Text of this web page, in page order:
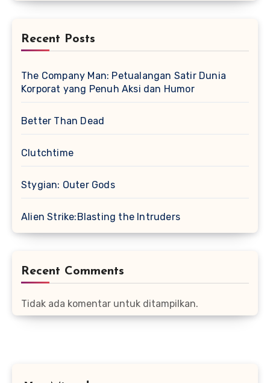
Recent Posts
The Company Man: Petualangan Satir Dunia
Korporat yang Penuh Aksi dan Humor
Better Than Dead
Clutchtime
Stygian: Outer Gods
Alien Strike:Blasting the Intruders
Recent Comments
Tidak ada komentar untuk ditampilkan.